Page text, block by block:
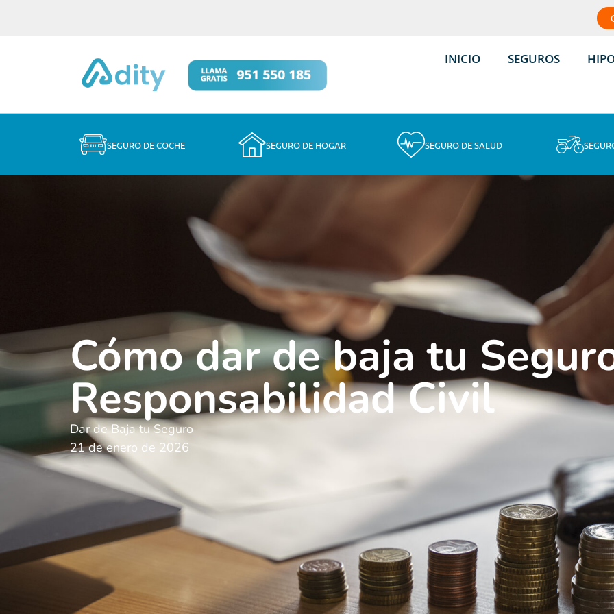
INICIO SEGUROS
SEGURO DE COCHE SEGURO DE HOGAR SEGURO DE SALUD
Cómo dar de baja tu
Responsabilidad Civil
Dar de Baja tu Seguro
21 de enero de 2026